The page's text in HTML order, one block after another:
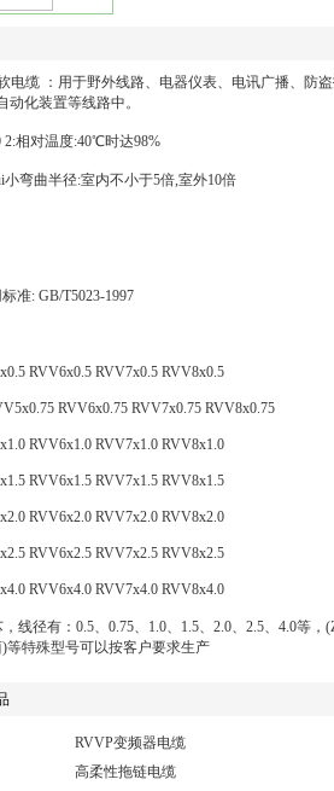
电缆 ：用于野外线路、电器仪表、电讯广播、防
化装置等线路中。
相对温度:40℃时达98%
弯曲半径:室内不小于5倍,室外10倍
准: GB/T5023-1997
RVV6x0.5 RVV7x0.5 RVV8x0.5
RVV6x0.75 RVV7x0.75 RVV8x0.75
RVV6x1.0 RVV7x1.0 RVV8x1.0
RVV6x1.5 RVV7x1.5 RVV8x1.5
RVV6x2.0 RVV7x2.0 RVV8x2.0
RVV6x2.5 RVV7x2.5 RVV8x2.5
RVV6x4.0 RVV7x4.0 RVV8x4.0
线径有：0.5、0.75、1.0、1.5、2.0、2.5、4.0等，
特殊型号可以按客户要求生产
RVVP变频器电缆
高柔性拖链电缆